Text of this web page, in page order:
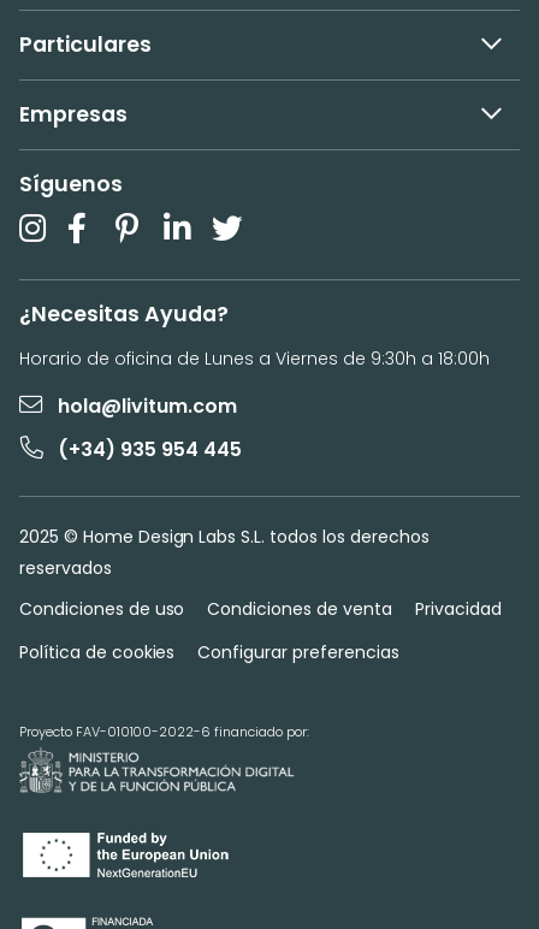
Particulares
Empresas
Síguenos
¿Necesitas Ayuda?
Horario de oficina de Lunes a Viernes de 9:30h a 18:00h
hola@livitum.com
(+34) 935 954 445
2025 © Home Design Labs S.L. todos los derechos
reservados
Condiciones de uso
Condiciones de venta
Privacidad
Política de cookies
Configurar preferencias
Proyecto FAV-010100-2022-6 financiado por: